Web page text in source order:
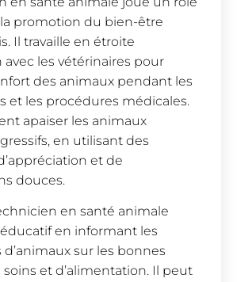
promotion du bien-être
Il travaille en étroite
avec les vétérinaires pour
des animaux pendant les
et les procédures médicales.
apaiser les animaux
en utilisant des
et de
douces.
en santé animale
en informant les
sur les bonnes
et d’alimentation. Il peut